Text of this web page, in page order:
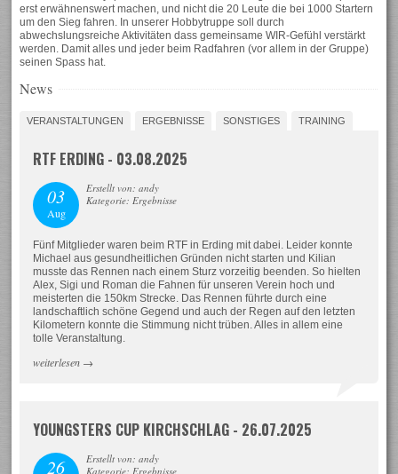
erst erwähnenswert machen, und nicht die 20 Leute die bei 1000 Startern
um den Sieg fahren. In unserer Hobbytruppe soll durch
abwechslungsreiche Aktivitäten dass gemeinsame WIR-Gefühl verstärkt
werden. Damit alles und jeder beim Radfahren (vor allem in der Gruppe)
seinen Spass hat.
News
VERANSTALTUNGEN ERGEBNISSE SONSTIGES TRAINING
RTF ERDING - 03.08.2025
03
Aug
Erstellt von: andy
Kategorie: Ergebnisse
Fünf Mitglieder waren beim RTF in Erding mit dabei. Leider konnte
Michael aus gesundheitlichen Gründen nicht starten und Kilian
musste das Rennen nach einem Sturz vorzeitig beenden. So hielten
Alex, Sigi und Roman die Fahnen für unseren Verein hoch und
meisterten die 150km Strecke. Das Rennen führte durch eine
landschaftlich schöne Gegend und auch der Regen auf den letzten
Kilometern konnte die Stimmung nicht trüben. Alles in allem eine
tolle Veranstaltung.
weiterlesen →
YOUNGSTERS CUP KIRCHSCHLAG - 26.07.2025
26
Erstellt von: andy
Kategorie: Ergebnisse